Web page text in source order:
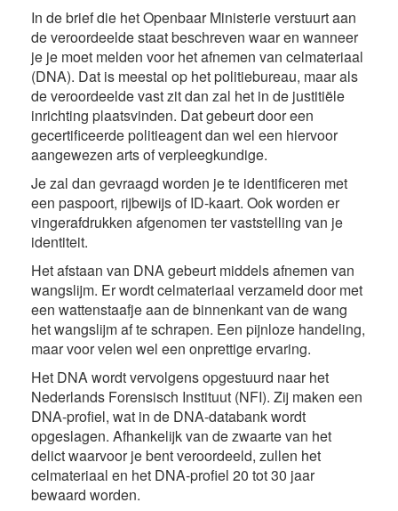
In de brief die het Openbaar Ministerie verstuurt aan
de veroordeelde staat beschreven waar en wanneer
je je moet melden voor het afnemen van celmateriaal
(DNA). Dat is meestal op het politiebureau, maar als
de veroordeelde vast zit dan zal het in de justitiële
inrichting plaatsvinden. Dat gebeurt door een
gecertificeerde politieagent dan wel een hiervoor
aangewezen arts of verpleegkundige.
Je zal dan gevraagd worden je te identificeren met
een paspoort, rijbewijs of ID-kaart. Ook worden er
vingerafdrukken afgenomen ter vaststelling van je
identiteit.
Het afstaan van DNA gebeurt middels afnemen van
wangslijm. Er wordt celmateriaal verzameld door met
een wattenstaafje aan de binnenkant van de wang
het wangslijm af te schrapen. Een pijnloze handeling,
maar voor velen wel een onprettige ervaring.
Het DNA wordt vervolgens opgestuurd naar het
Nederlands Forensisch Instituut (NFI). Zij maken een
DNA-profiel, wat in de DNA-databank wordt
opgeslagen. Afhankelijk van de zwaarte van het
delict waarvoor je bent veroordeeld, zullen het
celmateriaal en het DNA-profiel 20 tot 30 jaar
bewaard worden.